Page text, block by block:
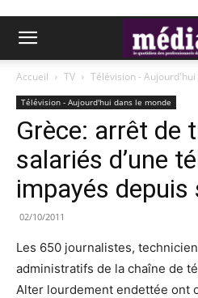
Accueil TV Télévision -
Télévision - Aujourd'hui dans le monde
Grèce: arrêt de
salariés d’une
impayés depuis
02/10/2011
Les 650 journalistes,
administratifs de la chaîne de
Alter lourdement endettée ont